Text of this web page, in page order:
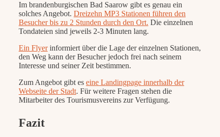
Im brandenburgischen Bad Saarow gibt es genau ein
solches Angebot. Dreizehn MP3 Stationen führen den
Besucher bis zu 2 Stunden durch den Ort. Die einzelnen
Tondateien sind jeweils 2-3 Minuten lang.
Ein Flyerinformiert über die Lage der einzelnen Stationen,
den Weg kann der Besucher jedoch frei nach seinem
Interesse und seiner Zeit bestimmen.
Zum Angebot gibt es eine Landingpage innerhalb der
Webseite der Stadt. Für weitere Fragen stehen die
Mitarbeiter des Tourismusvereins zur Verfügung.
Fazit